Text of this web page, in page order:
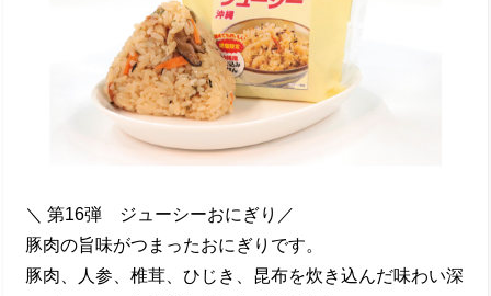
＼ 第16弾 ジューシーおにぎり／
豚肉の旨味がつまったおにぎりです。
豚肉、人参、椎茸、ひじき、昆布を炊き込んだ味わい深